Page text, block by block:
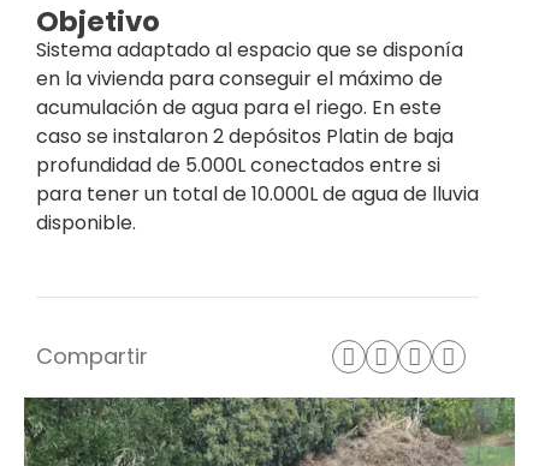
Objetivo
Sistema adaptado al espacio que se disponía
en la vivienda para conseguir el máximo de
acumulación de agua para el riego. En este
caso se instalaron 2 depósitos Platin de baja
profundidad de 5.000L conectados entre si
para tener un total de 10.000L de agua de lluvia
disponible.
Compartir